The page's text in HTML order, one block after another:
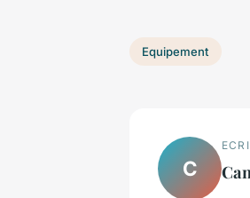
Equipement
C